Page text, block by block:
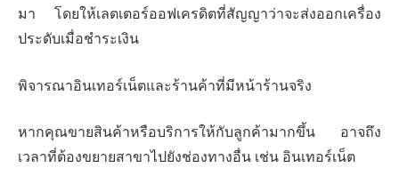
มา โดยให้เลตเตอร์ออฟเครดิตที่สัญญาว่าจะส่งออกเครื่อง
ประดับเมื่อชำระเงิน
พิจารณาอินเทอร์เน็ตและร้านค้าที่มีหน้าร้านจริง
หากคุณขายสินค้าหรือบริการให้กับลูกค้ามากขึ้น อาจถึง
เวลาที่ต้องขยายสาขาไปยังช่องทางอื่น เช่น อินเทอร์เน็ต